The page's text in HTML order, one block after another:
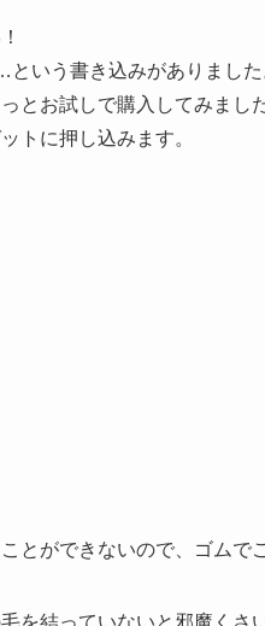
いう書き込みがありました
とお試しで購入してみました
トに押し込みます。
とができないので、ゴムで